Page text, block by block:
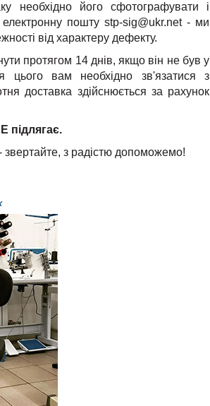
необхідно його сфотографувати і
пошту stp-sig@ukr.net - ми
від характеру дефекту.
протягом 14 днів, якщо він не був у
цього вам необхідно зв'язатися з
доставка здійснюється за рахунок
підлягає.
звертайте, з радістю допоможемо!